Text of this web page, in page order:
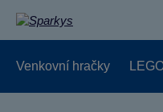
Venkovní hračky